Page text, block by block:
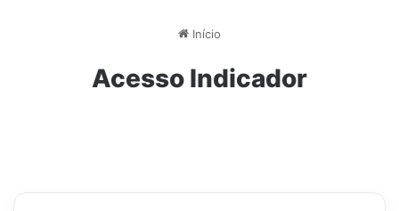
Início
Acesso Indicador